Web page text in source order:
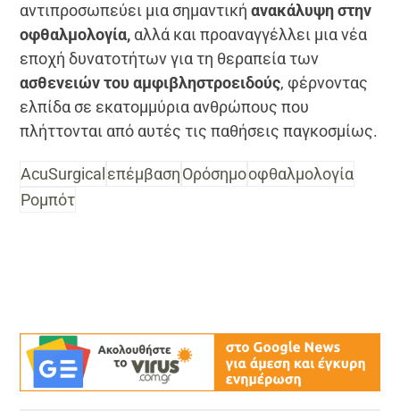
αντιπροσωπεύει μια σημαντικήανακάλυψη στην
οφθαλμολογία, αλλά και προαναγγέλλει μια νέα
εποχή δυνατοτήτων για τη θεραπεία των
ασθενειών του αμφιβληστροειδούς, φέρνοντας
ελπίδα σε εκατομμύρια ανθρώπους που
πλήττονται από αυτές τις παθήσεις παγκοσμίως.
AcuSurgical επέμβασηΟρόσημοοφθαλμολογία
Ρομπότ